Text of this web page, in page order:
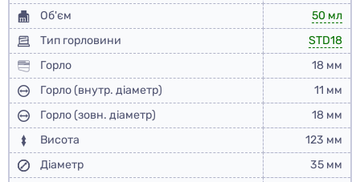
Об'єм
50 мл
Тип горловини
STD18
Горло
18 мм
Горло (внутр. діаметр)
11 мм
Горло (зовн. діаметр)
18 мм
Висота
123 мм
Діаметр
35 мм